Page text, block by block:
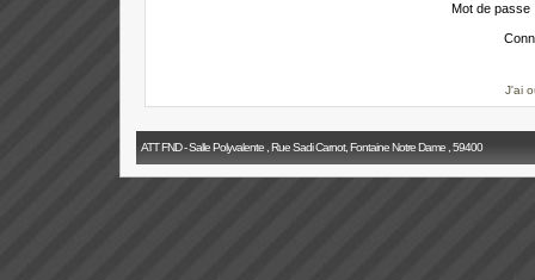
Mot de passe
J'ai
ATT FND - Salle Polyvalente , Rue Sadi Carnot, Fontaine Notre Dame , 59400